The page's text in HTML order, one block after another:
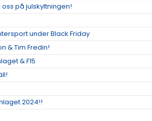
på julskyltningen!
under Black Friday
& Tim Fredin!
& F15
2024!!